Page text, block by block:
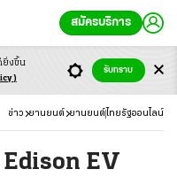
สมัครบริการ
ข่าว ยานยนต์ ยานยนต์ ไทยรัฐออนไลน์
EV
ยิ่งขึ้น
รับทราบ